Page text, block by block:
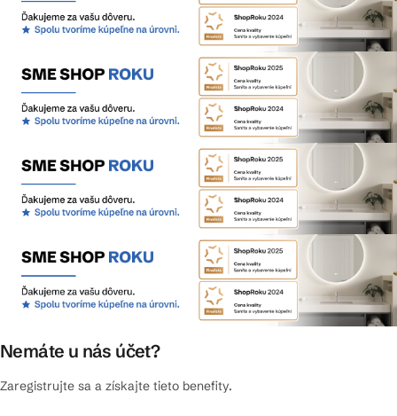
Nemáte u nás účet?
Zaregistrujte sa a získajte tieto benefity.